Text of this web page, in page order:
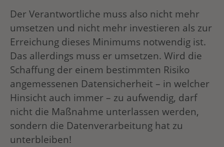
Der Verantwortliche muss also nicht mehr
umsetzen und nicht mehr investieren als zur
Erreichung dieses Minimums notwendig ist.
Das allerdings muss er umsetzen. Wird die
Schaffung der einem bestimmten Risiko
angemessenen Datensicherheit – in welcher
Hinsicht auch immer – zu aufwendig, darf
nicht die Maßnahme unterlassen werden,
sondern die Datenverarbeitung hat zu
unterbleiben!